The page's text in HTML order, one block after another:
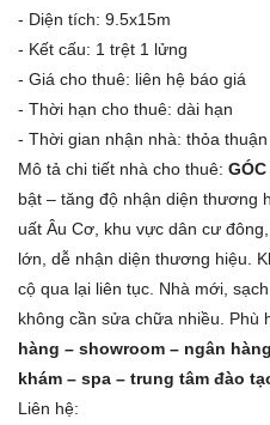
- Diện tích: 9.5x15m
- Kết cấu: 1 trệt 1 lửng
- Giá cho thuê: liên hệ báo giá
- Thời hạn cho thuê: dài hạn
- Thời gian nhận nhà: thỏa thuận
Mô tả chi tiết nhà cho thuê:
bật – tăng độ nhận diện thương
uất Âu Cơ, khu vực dân cư
lớn, dễ nhận diện thương hiệu.
cộ qua lại liên tục. Nhà mới,
không cần sửa chữa nhiều. Phù
hàng – showroom – ngân
khám – spa – trung tâm đào
Liên hệ: